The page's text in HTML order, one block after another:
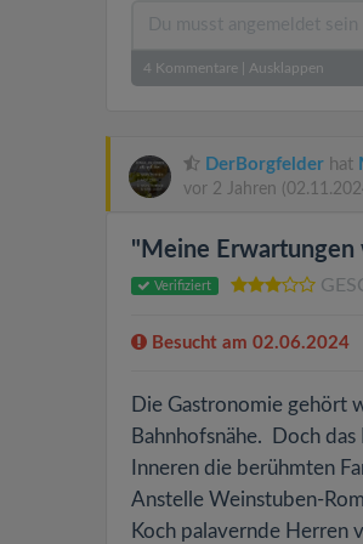
4 Kommentare Ausklappen
DerBorgfelder hat
vor 2 Jahren
"Meine
Verifiziert
Besucht am 02.06.2024
Die Gastronomie gehört
Bahnhofsnähe. Doch
Inneren die berühmten
Anstelle Weinstuben-
Koch palavernde Herren